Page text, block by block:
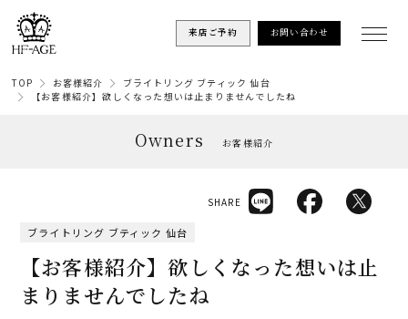
来店ご予約 お問い合わせ
TOP お客様紹介
ブライトリング ブティック 仙台
【お客様紹介】欲しくなった想いは止まりませんでしたね
Owners お客様紹介
ブライトリング ブティック 仙台
【お客様紹介】欲しくなった想いは止
まりませんでしたね
SHARE